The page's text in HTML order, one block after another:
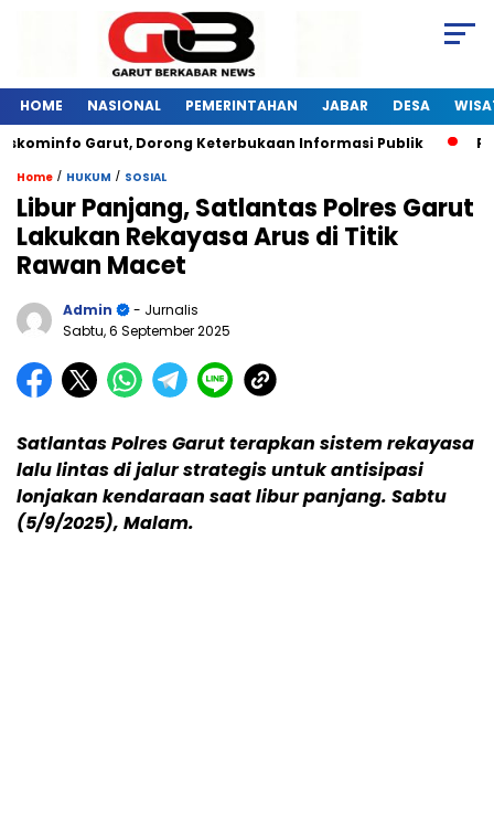
HOME NASIONAL PEMERINTAHAN JABAR DESA
Garut, Dorong Keterbukaan Informasi Publik
Home / HUKUM / SOSIAL
Libur Panjang, Satlantas Polres Garut
Lakukan Rekayasa Arus di Titik
Rawan Macet
Admin
- Jurnalis
Sabtu, 6 September 2025
Satlantas Polres Garut terapkan sistem rekayasa
lalu lintas di jalur strategis untuk antisipasi
lonjakan kendaraan saat libur panjang. Sabtu
(5/9/2025), Malam.